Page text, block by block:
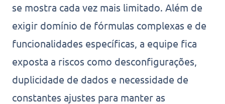
se mostra cada vez mais limitado. Além de
exigir domínio de fórmulas complexas e de
funcionalidades específicas, a equipe fica
exposta a riscos como desconfigurações,
duplicidade de dados e necessidade de
constantes ajustes para manter as